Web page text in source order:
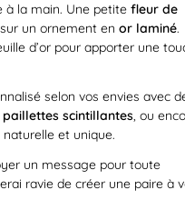
à la main. Une petite fleur de
un ornement en or laminé.
d’or pour apporter une
selon vos envies avec
paillettes scintillantes, ou
et unique.
un message pour toute
ravie de créer une paire à